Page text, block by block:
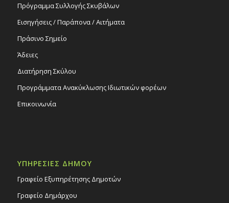
Πρόγραμμα Συλλογής Σκυβάλων
Εισηγήσεις / Παράπονα / Αιτήματα
Πράσινο Σημείο
Άδειες
Διατήρηση Σκύλου
Προγράμματα Ανακύκλωσης Ιδιωτικών φορέων
Επικοινωνία
ΥΠΗΡΕΣΙΕΣ ΔΗΜΟΥ
Γραφείο Εξυπηρέτησης Δημοτών
Γραφείο Δημάρχου